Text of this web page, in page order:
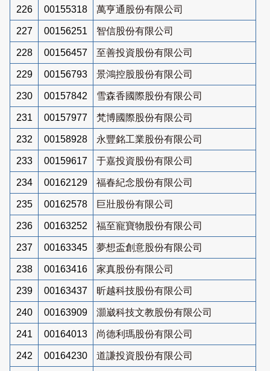
226 00155318 萬亨通股份有限公司
227 00156251 智信股份有限公司
228 00156457 至善投資股份有限公司
229 00156793 景鴻控股股份有限公司
230 00157842 雪森香國際股份有限公司
231 00157977 梵博國際股份有限公司
232 00158928 永豐銘工業股份有限公司
233 00159617 于嘉投資股份有限公司
234 00162129 福春紀念股份有限公司
235 00162578 巨壯股份有限公司
236 00163252 福至寵寶物股份有限公司
237 00163345 夢想盃創意股份有限公司
238 00163416 家真股份有限公司
239 00163437 昕越科技股份有限公司
240 00163909 灝崴科技文教股份有限公司
241 00164013 尚德利瑪股份有限公司
242 00164230 道謙投資股份有限公司